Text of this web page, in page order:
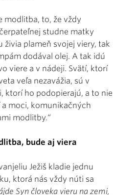
modlitba, to, že vždy
studne matky
živia plameň svojej viery, tak
dodával olej. A tak idú
viere a v nádeji. Svätí, ktorí
veľa nezavážia, sú v
ktorí ho podopierajú, a to nie
a moci, komunikačných
modlitby.“
bude aj viera
Ježiš kladie jednu
ktorá nás vždy núti sa
Syn človeka vieru na zemi,